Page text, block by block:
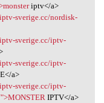
iptv</a>
sverige.cc/nordisk-
sverige.cc/iptv-
sverige.cc/iptv-
a>
sverige.cc/iptv-
IPTV</a>